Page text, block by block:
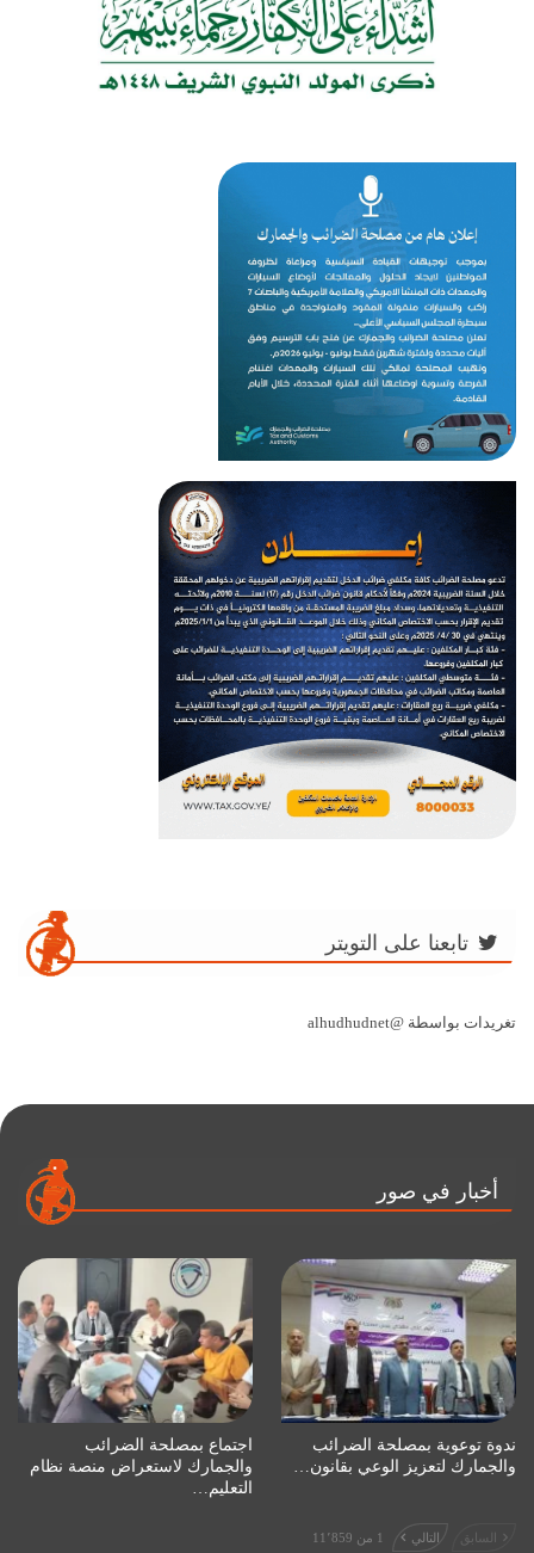
تابعنا على التويتر
تغريدات بواسطة @alhudhudnet
أخبار في صور
ندوة توعوية بمصلحة الضرائب
والجمارك لتعزيز الوعي بقانون…
اجتماع بمصلحة الضرائب
والجمارك لاستعراض منصة نظام
التعليم…
السابق التالي 1 من 11٬859